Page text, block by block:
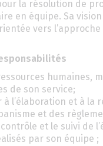
la résolution de
en équipe. Sa
vers
humaines,
de son service;
à l’élaboration et à la
et des
et le suivi de
par son équipe ;